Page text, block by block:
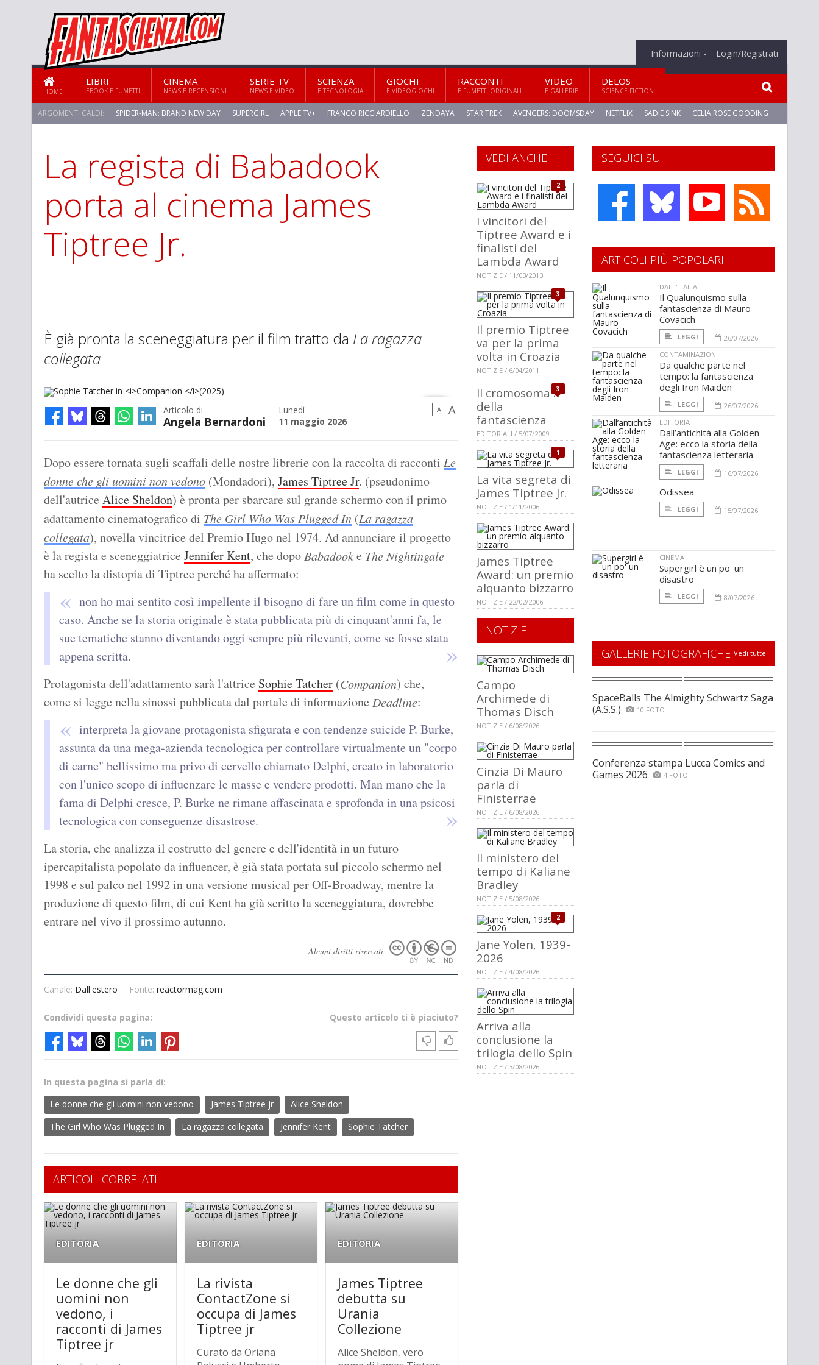
Informazioni Login/Registrati
HOME
LIBRI
EBOOK E FUMETTI
CINEMA
NEWS E RECENSIONI
SERIE TV
NEWS E VIDEO
SCIENZA
E TECNOLOGIA
GIOCHI
E VIDEOGIOCHI
RACCONTI
E FUMETTI ORIGINALI
VIDEO
E GALLERIE
DELOS
SCIENCE FICTION
ARGOMENTI CALDI: SPIDER-MAN: BRAND NEW DAY SUPERGIRL APPLE TV+ FRANCO RICCIARDIELLO ZENDAYA STAR TREK AVENGERS: DOOMSDAY NETFLIX SADIE SINK CELIA ROSE GOODING
La regista di Babadook
porta al cinema James
Tiptree Jr.
È già pronta la sceneggiatura per il film tratto da La ragazza
collegata
Articolo di
Angela Bernardoni
Lunedì
11 maggio 2026
A A
Dopo essere tornata sugli scaffali delle nostre librerie con la raccolta di racconti Le
donne che gli uomini non vedono (Mondadori), James Tiptree Jr. (pseudonimo
dell'autrice Alice Sheldon) è pronta per sbarcare sul grande schermo con il primo
adattamento cinematografico di The Girl Who Was Plugged In (La ragazza
collegata), novella vincitrice del Premio Hugo nel 1974. Ad annunciare il progetto
è la regista e sceneggiatrice Jennifer Kent, che dopoBabadooke The Nightingale
ha scelto la distopia di Tiptree perché ha affermato:
non ho mai sentito così impellente il bisogno di fare un film come in questo
caso. Anche se la storia originale è stata pubblicata più di cinquant'anni fa, le
sue tematiche stanno diventando oggi sempre più rilevanti, come se fosse stata
appena scritta.
Protagonista dell'adattamento sarà l'attrice Sophie Tatcher (Companion) che,
come si legge nella sinossi pubblicata dal portale di informazione Deadline:
interpreta la giovane protagonista sfigurata e con tendenze suicide P. Burke,
assunta da una mega-azienda tecnologica per controllare virtualmente un "corpo
di carne" bellissimo ma privo di cervello chiamato Delphi, creato in laboratorio
con l'unico scopo di influenzare le masse e vendere prodotti. Man mano che la
fama di Delphi cresce, P. Burke ne rimane affascinata e sprofonda in una psicosi
tecnologica con conseguenze disastrose.
La storia, che analizza il costrutto del genere e dell'identità in un futuro
ipercapitalista popolato da influencer, è già stata portata sul piccolo schermo nel
1998 e sul palco nel 1992 in una versione musical per Off-Broadway, mentre la
produzione di questo film, di cui Kent ha già scritto la sceneggiatura, dovrebbe
entrare nel vivo il prossimo autunno.
Alcuni diritti riservati
Canale: Dall'estero Fonte: reactormag.com
Questo articolo ti è piaciuto?
Condividi questa pagina:
In questa pagina si parla di:
Le donne che gli uomini non vedono
James Tiptree jr
Alice Sheldon
The Girl Who Was Plugged In
La ragazza collegata Jennifer Kent Sophie Tatcher
ARTICOLI CORRELATI
EDITORIA
Le donne che gli
uomini non
vedono, i
racconti di James
Tiptree jr
EDITORIA
La rivista
ContactZone si
occupa di James
Tiptree jr
Curato da Oriana
EDITORIA
James Tiptree
debutta su
Urania
Collezione
Alice Sheldon, vero
SEGUICI SU
VEDI ANCHE
2
I vincitori del
Tiptree Award e i
finalisti del
Lambda Award
NOTIZIE / 11/03/2013
3
Il premio Tiptree
va per la prima
volta in Croazia
NOTIZIE / 6/04/2011
3
Il cromosoma X
della
fantascienza
EDITORIALI / 5/07/2009
1
La vita segreta di
James Tiptree Jr.
NOTIZIE / 1/11/2006
James Tiptree
Award: un premio
alquanto bizzarro
NOTIZIE / 22/02/2006
NOTIZIE
Campo
Archimede di
Thomas Disch
NOTIZIE / 6/08/2026
Cinzia Di Mauro
parla di
Finisterrae
NOTIZIE / 6/08/2026
Il ministero del
tempo di Kaliane
Bradley
NOTIZIE / 5/08/2026
2
Jane Yolen, 1939-
2026
NOTIZIE / 4/08/2026
Arriva alla
conclusione la
trilogia dello Spin
NOTIZIE / 3/08/2026
ARTICOLI PIÙ POPOLARI
DALL'ITALIA
Il Qualunquismo sulla
fantascienza di Mauro
Covacich
LEGGI
26/07/2026
CONTAMINAZIONI
Da qualche parte nel
tempo: la fantascienza
degli Iron Maiden
LEGGI
26/07/2026
EDITORIA
Dall’antichità alla Golden
Age: ecco la storia della
fantascienza letteraria
LEGGI 16/07/2026
Odissea
LEGGI 15/07/2026
CINEMA
Supergirl è un po' un
disastro
LEGGI 8/07/2026
GALLERIE FOTOGRAFICHE Vedi tutte
SpaceBalls The Almighty Schwartz Saga
(A.S.S.)
10 FOTO
Conferenza stampa Lucca Comics and
Games 2026
4 FOTO